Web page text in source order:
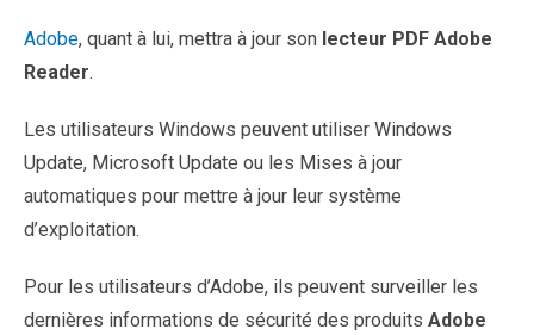
Adobe, quant à lui, mettra à jour son lecteur PDF Adobe
Reader.
Les utilisateurs Windows peuvent utiliser Windows
Update, Microsoft Update ou les Mises à jour
automatiques pour mettre à jour leur système
d’exploitation.
Pour les utilisateurs d’Adobe, ils peuvent surveiller les
dernières informations de sécurité des produits Adobe